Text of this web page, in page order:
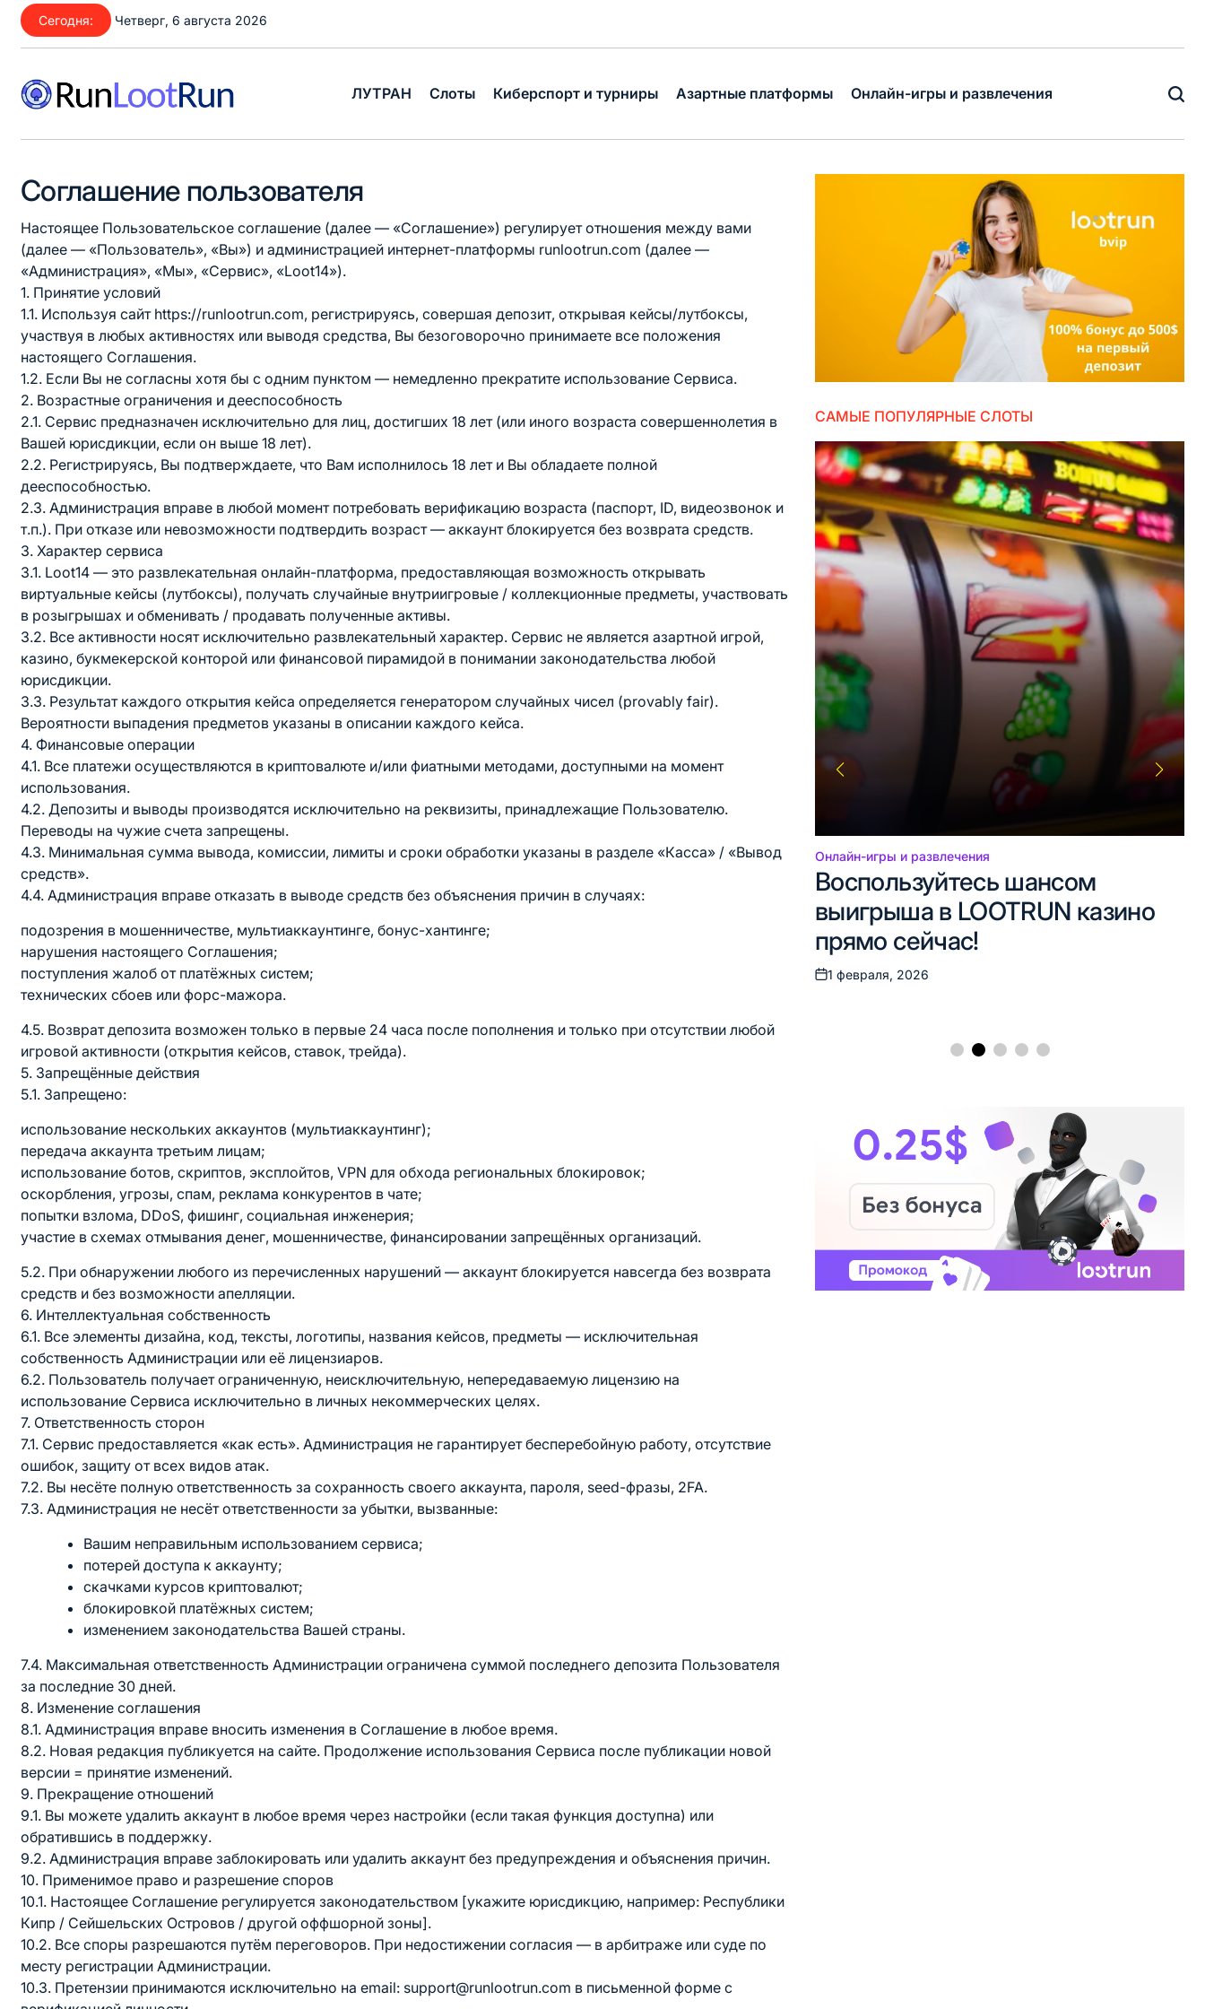
Перейти
содержимому
Сегодня: Четверг, 6 августа 2026
ЛУТРАН Слоты Киберспорт и турниры Азартные платформы Онлайн-игры и развлечения
Соглашение пользователя
Настоящее Пользовательское соглашение (далее — «Соглашение») регулирует отношения между вами
(далее — «Пользователь», «Вы») и администрацией интернет-платформы runlootrun.com (далее —
«Администрация», «Мы», «Сервис», «Loot14»).
1. Принятие условий
1.1. Используя сайт https://runlootrun.com, регистрируясь, совершая депозит, открывая кейсы/лутбоксы,
участвуя в любых активностях или выводя средства, Вы безоговорочно принимаете все положения
настоящего Соглашения.
1.2. Если Вы не согласны хотя бы с одним пунктом — немедленно прекратите использование Сервиса.
2. Возрастные ограничения и дееспособность
2.1. Сервис предназначен исключительно для лиц, достигших 18 лет (или иного возраста совершеннолетия в
Вашей юрисдикции, если он выше 18 лет).
2.2. Регистрируясь, Вы подтверждаете, что Вам исполнилось 18 лет и Вы обладаете полной
дееспособностью.
2.3. Администрация вправе в любой момент потребовать верификацию возраста (паспорт, ID, видеозвонок и
т.п.). При отказе или невозможности подтвердить возраст — аккаунт блокируется без возврата средств.
3. Характер сервиса
3.1. Loot14 — это развлекательная онлайн-платформа, предоставляющая возможность открывать
виртуальные кейсы (лутбоксы), получать случайные внутриигровые / коллекционные предметы, участвовать
в розыгрышах и обменивать / продавать полученные активы.
3.2. Все активности носят исключительно развлекательный характер. Сервис не является азартной игрой,
казино, букмекерской конторой или финансовой пирамидой в понимании законодательства любой
юрисдикции.
3.3. Результат каждого открытия кейса определяется генератором случайных чисел (provably fair).
Вероятности выпадения предметов указаны в описании каждого кейса.
4. Финансовые операции
4.1. Все платежи осуществляются в криптовалюте и/или фиатными методами, доступными на момент
использования.
4.2. Депозиты и выводы производятся исключительно на реквизиты, принадлежащие Пользователю.
Переводы на чужие счета запрещены.
4.3. Минимальная сумма вывода, комиссии, лимиты и сроки обработки указаны в разделе «Касса» / «Вывод
средств».
4.4. Администрация вправе отказать в выводе средств без объяснения причин в случаях:
подозрения в мошенничестве, мультиаккаунтинге, бонус-хантинге;
нарушения настоящего Соглашения;
поступления жалоб от платёжных систем;
технических сбоев или форс-мажора.
4.5. Возврат депозита возможен только в первые 24 часа после пополнения и только при отсутствии любой
игровой активности (открытия кейсов, ставок, трейда).
5. Запрещённые действия
5.1. Запрещено:
использование нескольких аккаунтов (мультиаккаунтинг);
передача аккаунта третьим лицам;
использование ботов, скриптов, эксплойтов, VPN для обхода региональных блокировок;
оскорбления, угрозы, спам, реклама конкурентов в чате;
попытки взлома, DDoS, фишинг, социальная инженерия;
участие в схемах отмывания денег, мошенничестве, финансировании запрещённых организаций.
5.2. При обнаружении любого из перечисленных нарушений — аккаунт блокируется навсегда без возврата
средств и без возможности апелляции.
6. Интеллектуальная собственность
6.1. Все элементы дизайна, код, тексты, логотипы, названия кейсов, предметы — исключительная
собственность Администрации или её лицензиаров.
6.2. Пользователь получает ограниченную, неисключительную, непередаваемую лицензию на
использование Сервиса исключительно в личных некоммерческих целях.
7. Ответственность сторон
7.1. Сервис предоставляется «как есть». Администрация не гарантирует бесперебойную работу, отсутствие
ошибок, защиту от всех видов атак.
7.2. Вы несёте полную ответственность за сохранность своего аккаунта, пароля, seed-фразы, 2FA.
7.3. Администрация не несёт ответственности за убытки, вызванные:
Вашим неправильным использованием сервиса;
потерей доступа к аккаунту;
скачками курсов криптовалют;
блокировкой платёжных систем;
изменением законодательства Вашей страны.
7.4. Максимальная ответственность Администрации ограничена суммой последнего депозита Пользователя
за последние 30 дней.
8. Изменение соглашения
8.1. Администрация вправе вносить изменения в Соглашение в любое время.
8.2. Новая редакция публикуется на сайте. Продолжение использования Сервиса после публикации новой
версии = принятие изменений.
9. Прекращение отношений
9.1. Вы можете удалить аккаунт в любое время через настройки (если такая функция доступна) или
обратившись в поддержку.
9.2. Администрация вправе заблокировать или удалить аккаунт без предупреждения и объяснения причин.
10. Применимое право и разрешение споров
10.1. Настоящее Соглашение регулируется законодательством [укажите юрисдикцию, например: Республики
Кипр / Сейшельских Островов / другой оффшорной зоны].
10.2. Все споры разрешаются путём переговоров. При недостижении согласия — в арбитраже или суде по
месту регистрации Администрации.
10.3. Претензии принимаются исключительно на email: support@runlootrun.com в письменной форме с
САМЫЕ ПОПУЛЯРНЫЕ СЛОТЫ
Опубликовано
Азартные платформы
запускай азартные игры для
мгновенных выигрышей!
Опубликовано
в
Онлайн-игры и развлечения
Воспользуйтесь шансом
выигрыша в LOOTRUN казино
прямо сейчас!
Дата
1 февраля, 2026